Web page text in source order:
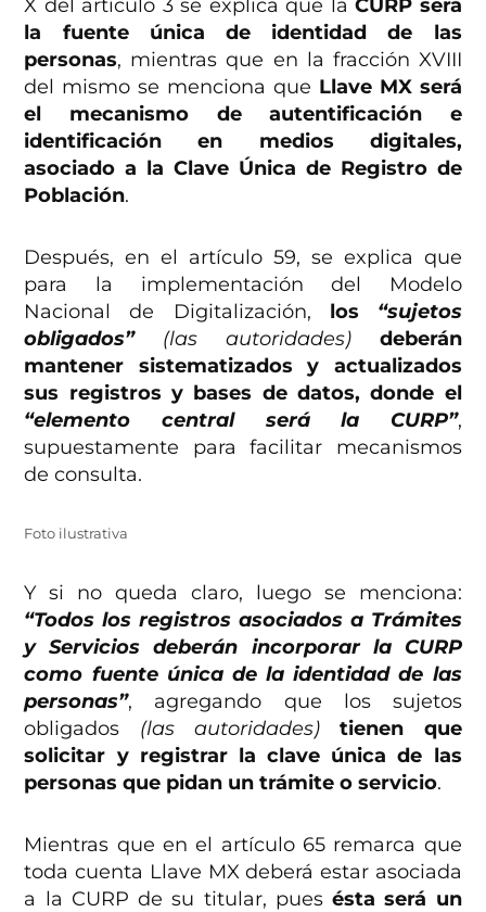
X del artículo 3 se explica que laCURP será
la fuente única de identidad de las
personas, mientras que en la fracción XVIII
del mismo se menciona que Llave MX será
el mecanismo de autentificación e
identificación en medios digitales,
asociado a laClave Única de Registro de
Población.
Después, en el artículo 59, se explica que
para la implementación del Modelo
Nacional de Digitalización, los “sujetos
obligados”(las autoridades)
deberán
mantener sistematizados y actualizados
sus registros y bases de datos, donde el
“elemento central será la CURP”,
supuestamente para facilitar mecanismos
de consulta.
Foto ilustrativa
Y si no queda claro, luego se menciona:
“Todos los registros asociados a Trámites
y Servicios deberán incorporar la CURP
como fuente única de la identidad de las
personas”, agregando que los sujetos
obligados (las autoridades) tienen que
solicitar y registrar la clave única de las
personas que pidan un trámite o servicio.
Mientras que en el artículo 65 remarca que
toda cuenta Llave MX deberá estar asociada
a la CURP de su titular, puesésta será un